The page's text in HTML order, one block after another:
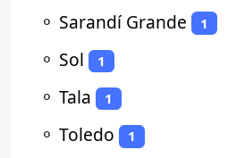
⚬ Sarandí Grande 1
⚬ Sol 1
⚬ Tala 1
⚬ Toledo 1